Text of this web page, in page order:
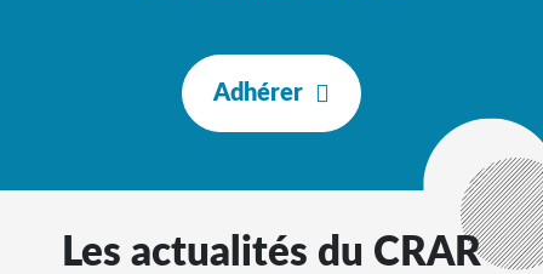
Adhérer
Les actualités du CRAR